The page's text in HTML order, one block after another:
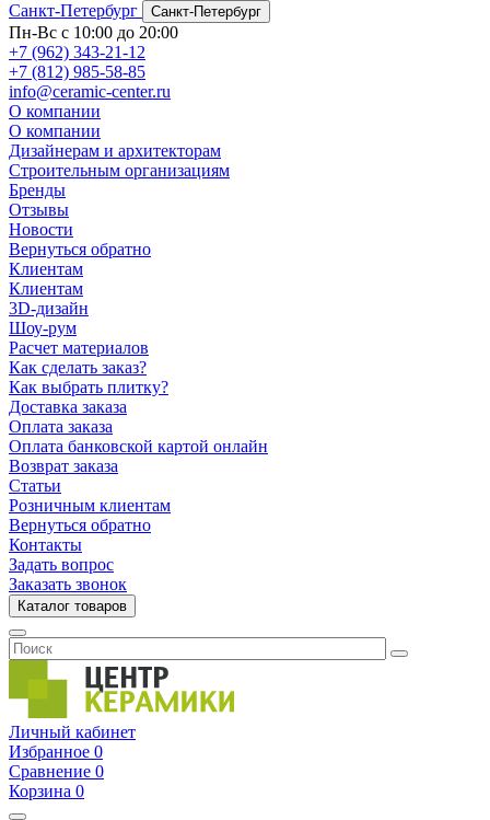
Санкт-Петербург
Санкт-Петербург
Пн-Вс с 10:00 до 20:00
+7 (962) 343-21-12
+7 (812) 985-58-85
info@ceramic-center.ru
О компании
О компании
Дизайнерам и архитекторам
Строительным организациям
Бренды
Отзывы
Новости
Вернуться обратно
Клиентам
Клиентам
3D-дизайн
Шоу-рум
Расчет материалов
Как сделать заказ?
Как выбрать плитку?
Доставка заказа
Оплата заказа
Оплата банковской картой онлайн
Возврат заказа
Статьи
Розничным клиентам
Вернуться обратно
Контакты
Задать вопрос
Заказать звонок
Каталог товаров
Личный кабинет
Избранное 0
Сравнение 0
Корзина 0